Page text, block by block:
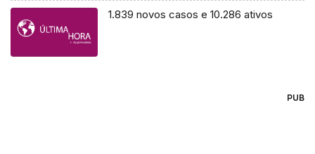
1.839 novos casos e 10.286 ativos
PUB